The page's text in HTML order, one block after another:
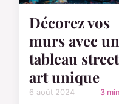
Décorez vos
murs avec un
tableau street
art unique
6 août 2024 3 min